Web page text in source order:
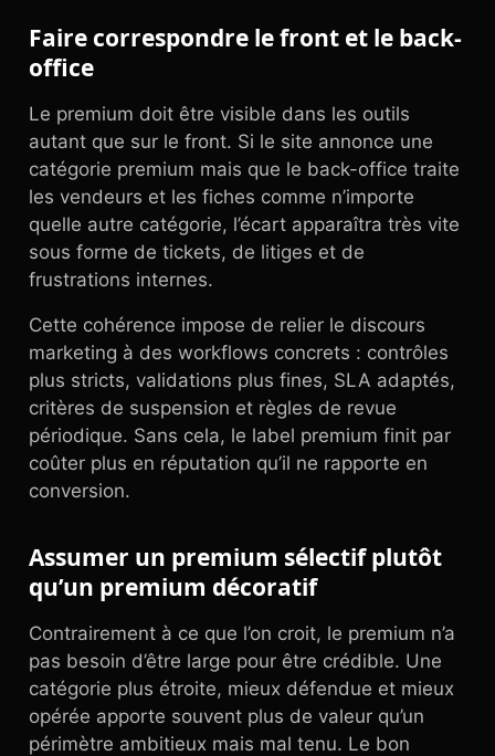
Faire correspondre le front et le back-
office
Le premium doit être visible dans les outils
autant que sur le front. Si le site annonce une
catégorie premium mais que le back-office traite
les vendeurs et les fiches comme n’importe
quelle autre catégorie, l’écart apparaîtra très vite
sous forme de tickets, de litiges et de
frustrations internes.
Cette cohérence impose de relier le discours
marketing à des workflows concrets : contrôles
plus stricts, validations plus fines, SLA adaptés,
critères de suspension et règles de revue
périodique. Sans cela, le label premium finit par
coûter plus en réputation qu’il ne rapporte en
conversion.
Assumer un premium sélectif plutôt
qu’un premium décoratif
Contrairement à ce que l’on croit, le premium n’a
pas besoin d’être large pour être crédible. Une
catégorie plus étroite, mieux défendue et mieux
opérée apporte souvent plus de valeur qu’un
périmètre ambitieux mais mal tenu. Le bon